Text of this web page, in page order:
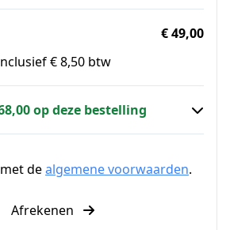
€ 49,00
€ 8,50 btw
op deze bestelling
dealgemene voorwaarden.
Afrekenen